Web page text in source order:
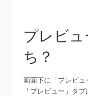
プレビ
ち？
画面下に「プレビュ
「プレビュー」タ